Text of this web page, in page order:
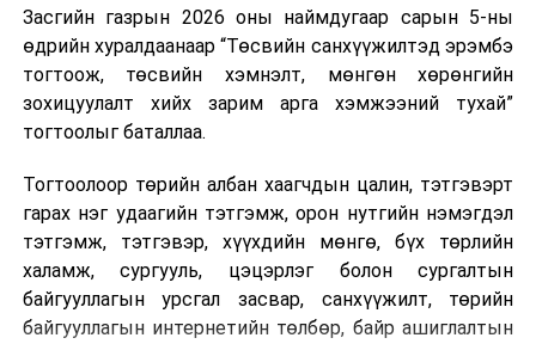
УНШСАН: 1521
Төрийн албан хаагчийн ёс зүйн сургалтад 300 албан
хаагч оролцож байна
Эдийн засагч, эрдэмтдээс бүрдсэн баг Нийгмийн
даатгалын санд хяналт тавина
Засгийн газрын 2026 оны наймдугаар сарын 5-ны
өдрийн хуралдаанаар “Төсвийн санхүүжилтэд эрэмбэ
тогтоож, төсвийн хэмнэлт, мөнгөн хөрөнгийн
зохицуулалт хийх зарим арга хэмжээний тухай”
тогтоолыг баталлаа.
Тогтоолоор төрийн албан хаагчдын цалин, тэтгэвэрт
гарах нэг удаагийн тэтгэмж, орон нутгийн нэмэгдэл
тэтгэмж, тэтгэвэр, хүүхдийн мөнгө, бүх төрлийн
халамж, сургууль, цэцэрлэг болон сургалтын
байгууллагын урсгал засвар, санхүүжилт, төрийн
байгууллагын интернетийн төлбөр, байр ашиглалтын